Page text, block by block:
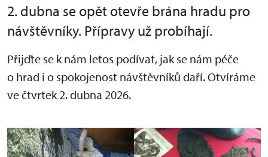
2. dubna se opět otevře brána hradu pro
návštěvníky. Přípravy už probíhají.
Přijďte se k nám letos podívat, jak se nám péče
o hrad i o spokojenost návštěvníků daří. Otvíráme
ve čtvrtek 2. dubna 2026.